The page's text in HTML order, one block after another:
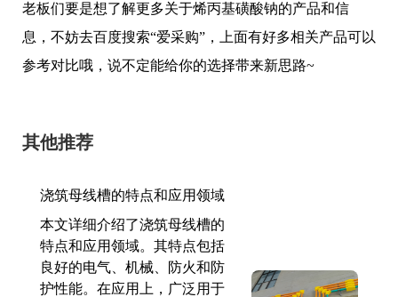
老板们要是想了解更多关于烯丙基磺酸钠的产品和信
息，不妨去百度搜索“爱采购”，上面有好多相关产品可以
参考对比哦，说不定能给你的选择带来新思路~
其他推荐
浇筑母线槽的特点和应用领域
本文详细介绍了浇筑母线槽的
特点和应用领域。其特点包括
良好的电气、机械、防火和防
护性能。在应用上，广泛用于